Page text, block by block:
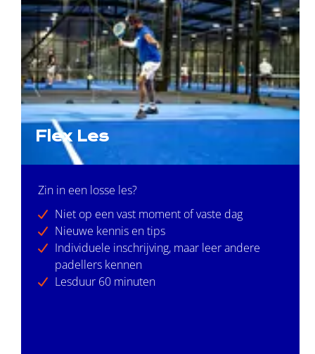
Flex Les
Zin in een losse les?
Niet op een vast moment of vaste dag
Nieuwe kennis en tips
Individuele inschrijving, maar leer andere
padellers kennen
Lesduur 60 minuten